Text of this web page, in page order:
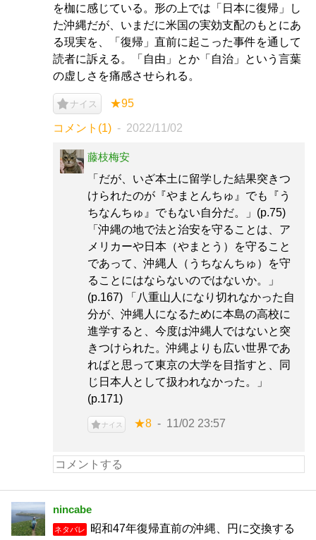
を枷に感じている。形の上では「日本に復帰」し
た沖縄だが、いまだに米国の実効支配のもとにあ
る現実を、「復帰」直前に起こった事件を通して
読者に訴える。「自由」とか「自治」という言葉
の虚しさを痛感させられる。
ナイス ★95
コメント(1) 2022/11/02
藤枝梅安
「だが、いざ本土に留学した結果突きつ
けられたのが『やまとんちゅ』でも『う
ちなんちゅ』でもない自分だ。」(p.75)
「沖縄の地で法と治安を守ることは、ア
メリカーや日本（やまとう）を守ること
であって、沖縄人（うちなんちゅ）を守
ることにはならないのではないか。」
(p.167) 「八重山人になり切れなかった自
分が、沖縄人になるために本島の高校に
進学すると、今度は沖縄人ではないと突
きつけられた。沖縄よりも広い世界であ
ればと思って東京の大学を目指すと、同
じ日本人として扱われなかった。」
(p.171)
ナイス ★8 11/02 23:57
nincabe
ネタバレ
昭和47年復帰直前の沖縄、円に交換する